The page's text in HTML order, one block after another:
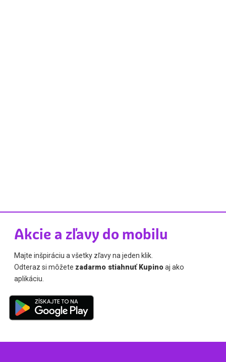
Akcie a zľavy do mobilu
Majte inšpiráciu a všetky zľavy na jeden klik.
Odteraz si môžete zadarmo stiahnuť Kupinoaj ako
aplikáciu.